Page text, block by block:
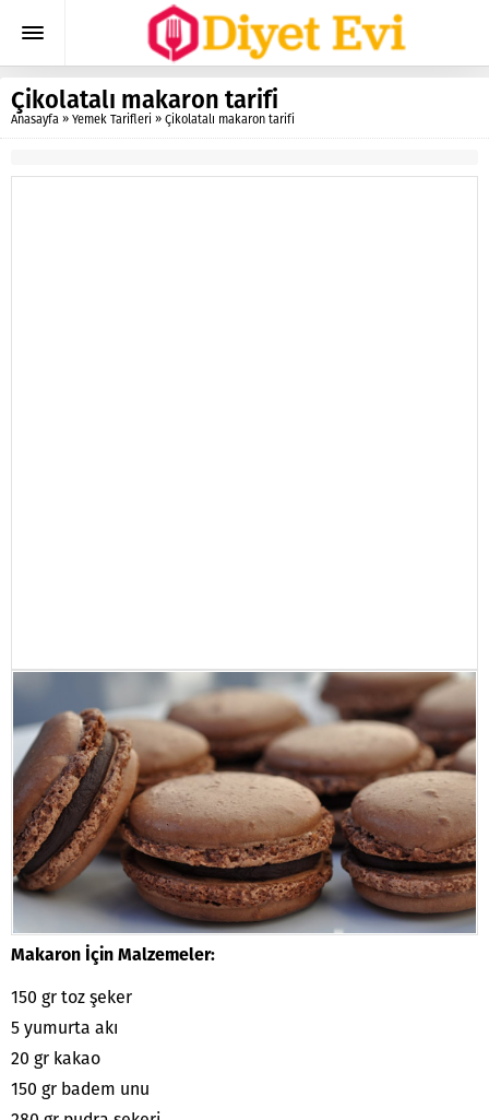
Çikolatalı makaron tarifi
Anasayfa » Yemek Tarifleri » Çikolatalı makaron tarifi
Makaron İçin Malzemeler:
150 gr toz şeker
5 yumurta akı
20 gr kakao
150 gr badem unu